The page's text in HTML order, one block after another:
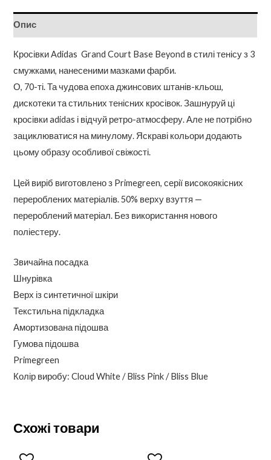
Опис
Кросівки Adidas Grand Court Base Beyond в стилі тенісу з 3
смужками, нанесеними мазками фарби.
О, 70-ті. Та чудова епоха джинсових штанів-кльош,
дискотеки та стильних тенісних кросівок. Зашнуруй ці
кросівки adidas і відчуй ретро-атмосферу. Але не потрібно
зациклюватися на минулому. Яскраві кольори додають
цьому образу особливої свіжості.
Цей виріб виготовлено з Primegreen, серії високоякісних
перероблених матеріалів. 50% верху взуття —
перероблений матеріал. Без використання нового
поліестеру.
Звичайна посадка
Шнурівка
Верх із синтетичної шкіри
Текстильна підкладка
Амортизована підошва
Гумова підошва
Primegreen
Колір виробу: Cloud White / Bliss Pink / Bliss Blue
Схожі товари